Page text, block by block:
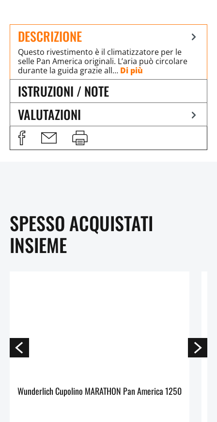
DESCRIZIONE
Questo rivestimento è il climatizzatore per le
selle Pan America originali. L’aria può circolare
durante la guida grazie all… Di più
ISTRUZIONI / NOTE
VALUTAZIONI
SPESSO ACQUISTATI
INSIEME
Wunderlich Cupolino MARATHON Pan America 1250